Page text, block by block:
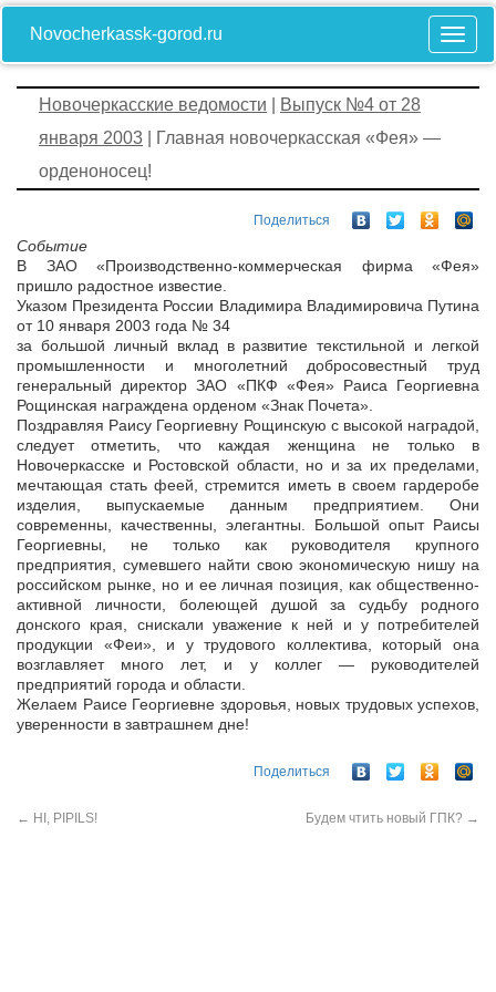
Novocherkassk-gorod.ru
Новочеркасские ведомости
Выпуск №4 от 28
января 2003 | Главная новочеркасская «Фея» —
орденоносец!
Поделиться
Событие
В ЗАО «Производственно-коммерческая фирма «Фея»
пришло радостное известие.
Указом Президента России Владимира Владимировича Путина
от 10 января 2003 года № 34
за большой личный вклад в развитие текстильной и легкой
промышленности и многолетний добросовестный труд
генеральный директор ЗАО «ПКФ «Фея» Раиса Георгиевна
Рощинская награждена орденом «Знак Почета».
Поздравляя Раису Георгиевну Рощинскую с высокой наградой,
следует отметить, что каждая женщина не только в
Новочеркасске и Ростовской области, но и за их пределами,
мечтающая стать феей, стремится иметь в своем гардеробе
изделия, выпускаемые данным предприятием. Они
современны, качественны, элегантны. Большой опыт Раисы
Георгиевны, не только как руководителя крупного
предприятия, сумевшего найти свою экономическую нишу на
российском рынке, но и ее личная позиция, как общественно-
активной личности, болеющей душой за судьбу родного
донского края, снискали уважение к ней и у потребителей
продукции «Феи», и у трудового коллектива, который она
возглавляет много лет, и у коллег — руководителей
предприятий города и области.
Желаем Раисе Георгиевне здоровья, новых трудовых успехов,
уверенности в завтрашнем дне!
Поделиться
← HI, PIPILS! Будем чтить новый ГПК? →